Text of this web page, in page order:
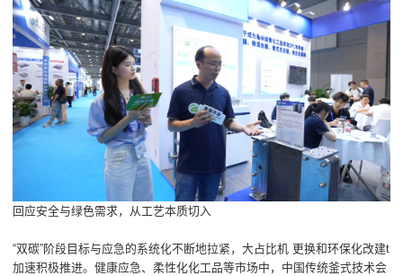
回应安全与绿色需求，从工艺本质切入
“双碳”阶段目标与应急的系统化不断地拉紧，大占比机 更换和环保化改建t
加速积极推进。健康应急、柔性化化工品等市场中，中国传统釜式技术会